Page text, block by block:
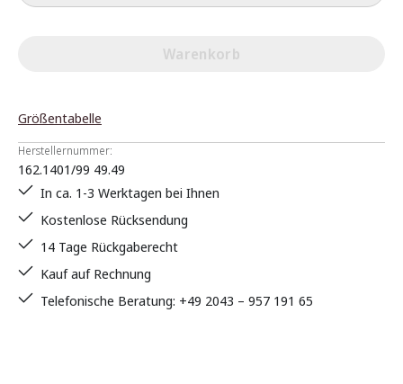
Warenkorb
Größentabelle
Herstellernummer:
162.1401/99 49.49
In ca. 1-3 Werktagen bei Ihnen
Kostenlose Rücksendung
14 Tage Rückgaberecht
Kauf auf Rechnung
Telefonische Beratung: +49 2043 – 957 191 65